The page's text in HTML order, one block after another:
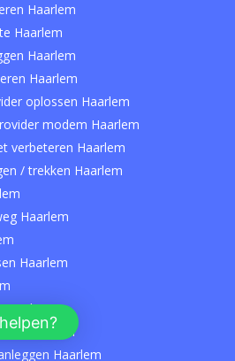
Haarlem
Haarlem
Haarlem
Haarlem
oplossen Haarlem
modem Haarlem
verbeteren Haarlem
/ trekken Haarlem
Haarlem
Haarlem
Haarlem
Haarlem